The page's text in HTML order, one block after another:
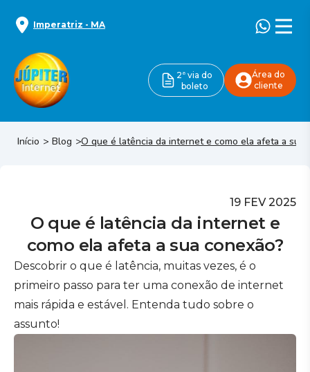
Imperatriz - MA
2ª via do
boleto
Área do
cliente
Início Blog O que é latência da internet e como ela afeta a sua
19 FEV 2025
O que é latência da internet e
como ela afeta a sua conexão?
Descobrir o que é latência, muitas vezes, é o
primeiro passo para ter uma conexão de internet
mais rápida e estável. Entenda tudo sobre o
assunto!